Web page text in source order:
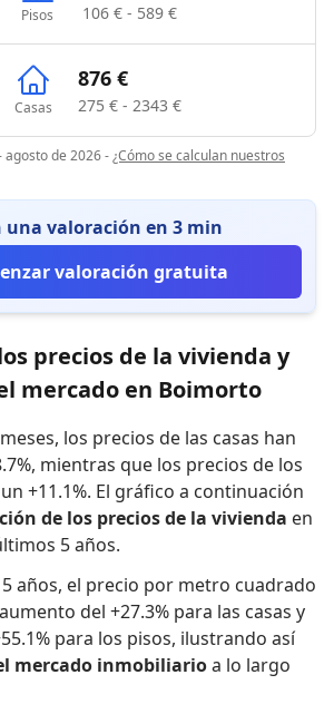
Pisos 106 € - 589 €
Casas
876 €
275 € - 2343 €
agosto de 2026-¿Cómo se calculan nuestros
una valoración en 3 min
valoración gratuita
precios de la vivienda y
mercado en Boimorto
los precios de las casas han
, mientras que los precios de los
+11.1%. El gráfico a continuación
de los precios de la vivienda en
5 años.
años, el precio por metro cuadrado
del +27.3% para las casas y
para los pisos, ilustrando así
mercado inmobiliarioa lo largo